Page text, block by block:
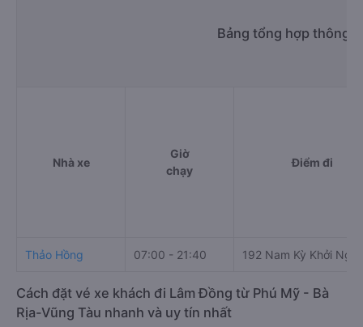
Bảng tổng hợp thông
Nhà xe
Giờ
chạy
Điểm đi
Thảo Hồng 07:00 - 21:40 192 Nam Kỳ Khởi
Cách đặt vé xe khách đi Lâm Đồng từ Phú Mỹ - Bà
Rịa-Vũng Tàu nhanh và uy tín nhất